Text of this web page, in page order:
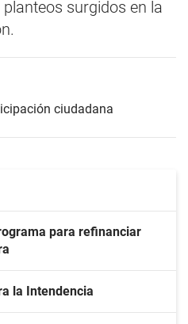
surgidos en la
ciudadana
para refinanciar
la Intendencia